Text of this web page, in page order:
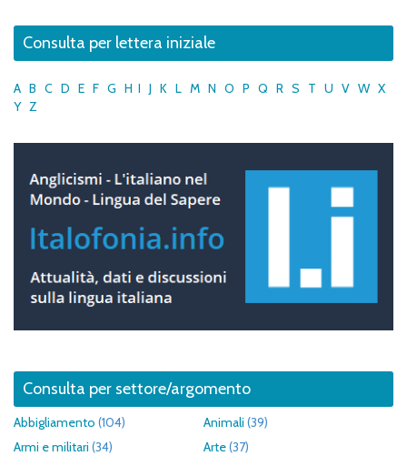
Consulta per lettera iniziale
A B C D E F G H I J K L M N O P Q R S T U V W X
Y Z
Consulta per settore/argomento
Abbigliamento (104) Animali (39)
Armi e militari (34) Arte(37)